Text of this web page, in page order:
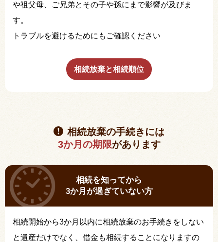
や祖父母、ご兄弟とその子や孫にまで影響が及びま
す。
トラブルを避けるためにもご確認ください
相続放棄と相続順位
相続放棄の手続きには
3か月の期限があります
相続を知ってから
3か月が過ぎていない方
相続開始から3か月以内に相続放棄のお手続きをしない
と遺産だけでなく、借金も相続することになりますの